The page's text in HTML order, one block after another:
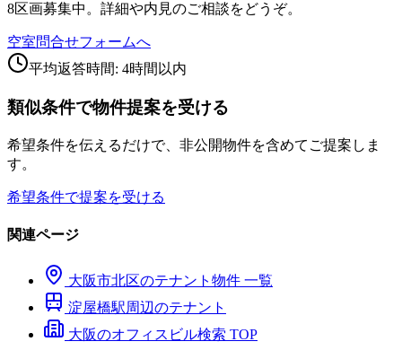
8区画募集中。詳細や内見のご相談をどうぞ。
空室問合せフォームへ
平均返答時間: 4時間以内
類似条件で物件提案を受ける
希望条件を伝えるだけで、非公開物件を含めてご提案しま
す。
希望条件で提案を受ける
関連ページ
大阪市北区のテナント物件 一覧
淀屋橋駅周辺のテナント
大阪のオフィスビル検索 TOP